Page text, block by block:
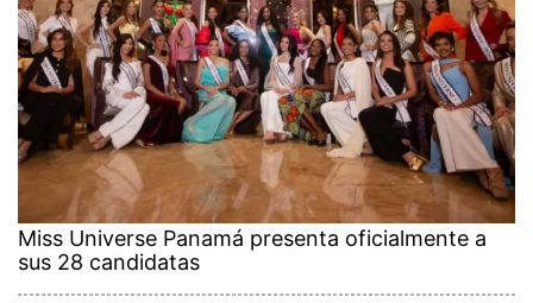
Miss Universe Panamá presenta oficialmente a
sus 28 candidatas